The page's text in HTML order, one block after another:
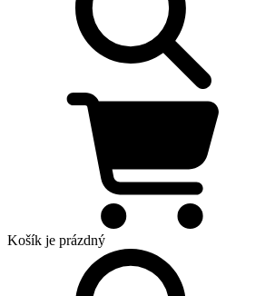
Košík je prázdný